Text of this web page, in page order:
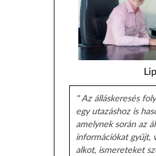
" Az álláskeresés
egy utazáshoz is
amelynek során az
információkat gyűjt,
alkot, ismereteket